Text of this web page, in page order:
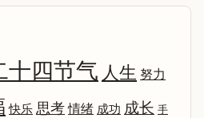
十四节气 人生 努力
快乐 思考 情绪 成功 成长 手